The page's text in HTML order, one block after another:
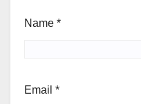
Name *
Email *